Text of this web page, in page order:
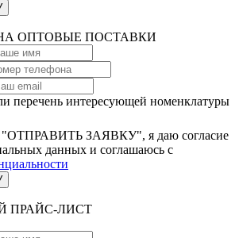
ОПТОВЫЕ ПОСТАВКИ
перечень интересующей номенклатуры
"ОТПРАВИТЬ ЗАЯВКУ", я даю согласие
данных и соглашаюсь c
ПРАЙС-ЛИСТ